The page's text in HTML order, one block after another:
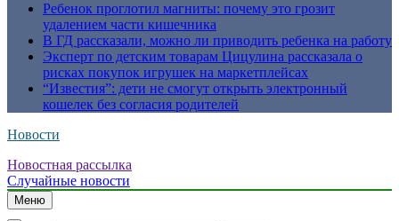
Ребенок проглотил магниты: почему это грозит
удалением части кишечника
В ГД рассказали, можно ли приводить ребенка на работу
Эксперт по детским товарам Цицулина рассказала о
рисках покупок игрушек на маркетплейсах
“Известия”: дети не смогут открыть электронный
кошелек без согласия родителей
Новости
Новостная рассылка
Случайные новости
Меню